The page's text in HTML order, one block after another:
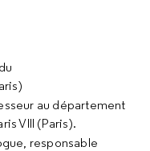
au département
VIII (Paris).
responsable